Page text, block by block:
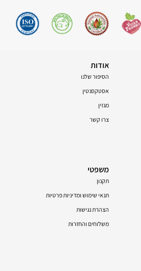
אודות
הסיפור שלנו
אסטקסנטין
מגזין
צרו קשר
משפטי
תקנון
תנאי שימוש ומדיניות פרטיות
הצהרת נגישות
משלוחים והחזרות